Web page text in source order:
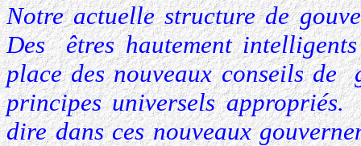
Notre actuelle structure de
Des êtres hautement
place des nouveaux conseils de
principes universels
dire dans ces nouveaux